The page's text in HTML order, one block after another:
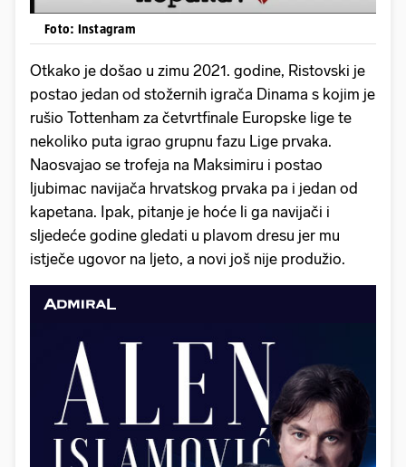
Foto: Instagram
Otkako je došao u zimu 2021. godine, Ristovski je
postao jedan od stožernih igrača Dinama s kojim je
rušio Tottenham za četvrtfinale Europske lige te
nekoliko puta igrao grupnu fazu Lige prvaka.
Naosvajao se trofeja na Maksimiru i postao
ljubimac navijača hrvatskog prvaka pa i jedan od
kapetana. Ipak, pitanje je hoće li ga navijači i
sljedeće godine gledati u plavom dresu jer mu
istječe ugovor na ljeto, a novi još nije produžio.